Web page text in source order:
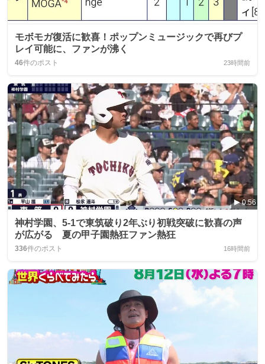
モボモガ復活に歓喜！ポップンミュージックで再びプ
レイ可能に、ファンが沸く
46件のポスト 23時間前
0:56
神村学園、5-1で東筑破り2年ぶり初戦突破に歓喜の声
が広がる 夏の甲子園熱狂ファン熱狂
336件のポスト 16時間前